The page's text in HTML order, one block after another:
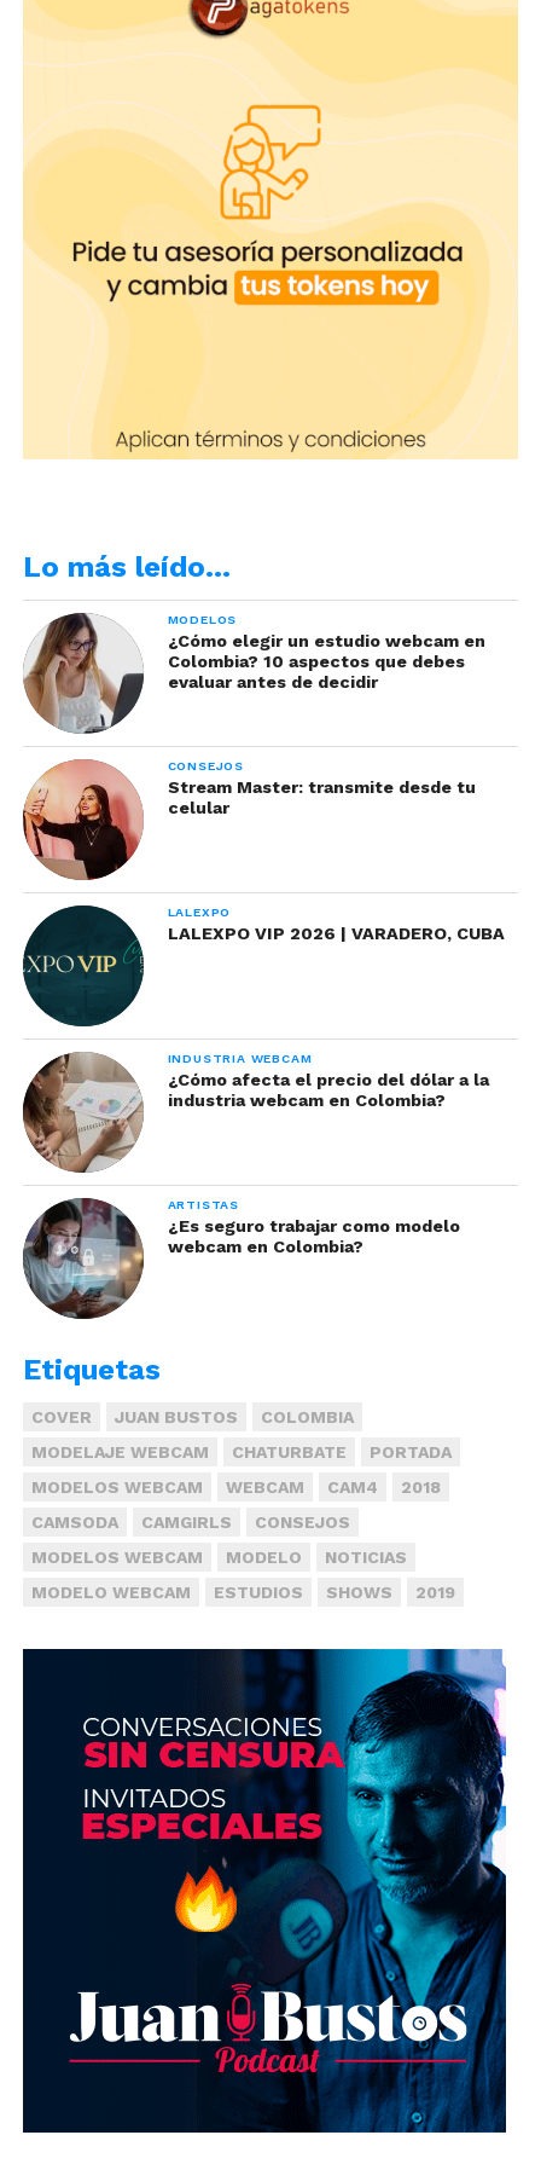
La mensajería de texto de
Onlyfans: ¿Qué la hace tan
potente?
¡Recomendación!
Antes de tomar cualquier medicamento en caso de
consecuencias.
Lo más leído…
MODELOS
¿Cómo elegir un estudio webcam en
Colombia? 10 aspectos que debes
evaluar antes de decidir
CONSEJOS
Stream Master: transmite desde tu
celular
LALEXPO
LALEXPO VIP 2026 | VARADERO, CUBA
INDUSTRIA WEBCAM
¿Cómo afecta el precio del dólar a la
industria webcam en Colombia?
ARTISTAS
¿Es seguro trabajar como modelo
webcam en Colombia?
Etiquetas
COVER JUAN BUSTOS
COLOMBIA
MODELAJE WEBCAM
CHATURBATE
PORTADA
MODELOS WEBCAM
WEBCAM CAM4
2018
CAMSODA
CAMGIRLS
CONSEJOS
MODELOS WEBCAM
MODELO
NOTICIAS
MODELO WEBCAM
ESTUDIOS SHOWS 2019